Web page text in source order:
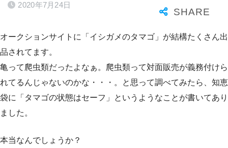
2020年7月24日
オークションサイトに「イシガメのタマゴ」が結構たくさん出
品されてます。
亀って爬虫類だったよなぁ。爬虫類って対面販売が義務付けら
れてるんじゃないのかな・・・。と思って調べてみたら、知恵
袋に「タマゴの状態はセーフ」というようなことが書いてあり
ました。
本当なんでしょうか？